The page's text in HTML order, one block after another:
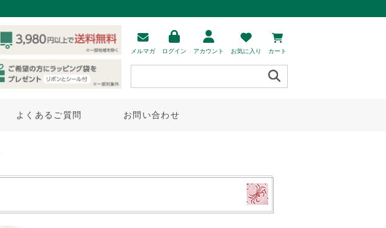
メルマガ ログイン アカウント お気に入り カート
よくあるご質問 お問い合わせ